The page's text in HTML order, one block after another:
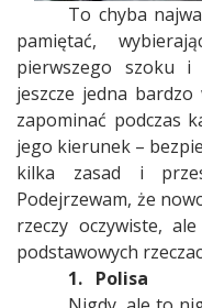
To chyba
pamiętać,
pierwszego szoku i
jeszcze jedna
zapominać podczas
jego kierunek –
kilka zasad i
Podejrzewam, że
rzeczy oczywiste,
podstawowych
1. Polisa